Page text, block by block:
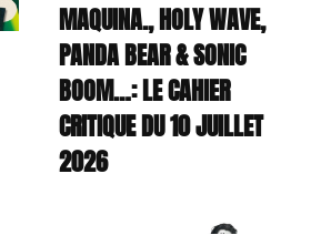
MAQUINA., HOLY WAVE,
PANDA BEAR & SONIC
BOOM…: LE CAHIER
CRITIQUE DU 10 JUILLET
2026